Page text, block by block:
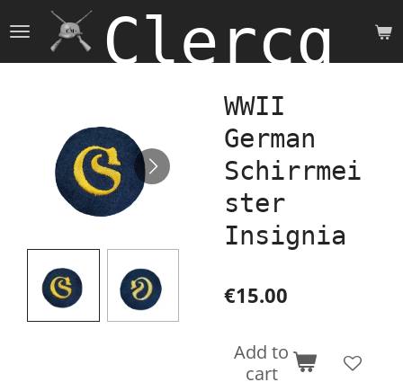
to
main
Clercq
WWII
German
Schirrmei
ster
Insignia
€15.00
Add to
cart